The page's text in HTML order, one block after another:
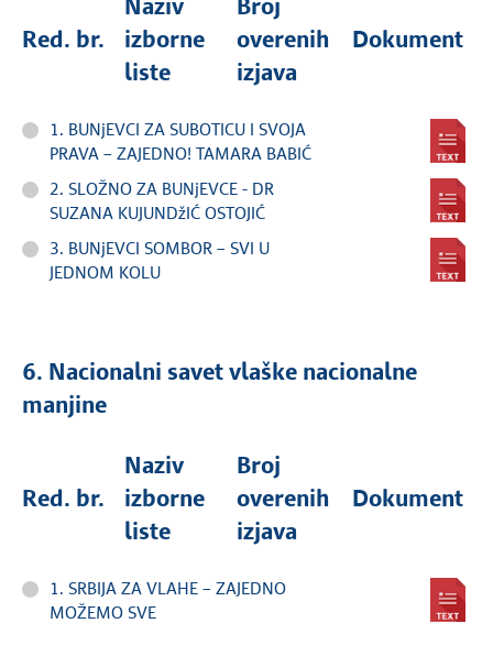
Red. br.
Naziv
izborne
liste
Broj
overenih
izjava
Dokument
1. BUNjEVCI ZA SUBOTICU I SVOJA
PRAVA – ZAJEDNO! TAMARA BABIĆ
2. SLOŽNO ZA BUNjEVCE - DR
SUZANA KUJUNDžIĆ OSTOJIĆ
3. BUNjEVCI SOMBOR – SVI U
JEDNOM KOLU
6. Nacionalni savet vlaške nacionalne
manjine
Red. br.
Naziv
izborne
liste
Broj
overenih
izjava
Dokument
1. SRBIJA ZA VLAHE – ZAJEDNO
MOŽEMO SVE